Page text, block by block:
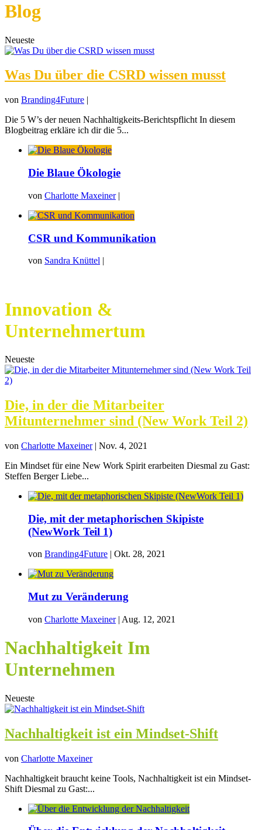
Blog
Neueste
Was Du über die CSRD wissen musst
von Branding4Future |
Die 5 W’s der neuen Nachhaltigkeits-Berichtspflicht In diesem
Blogbeitrag erkläre ich dir die 5...
Die Blaue Ökologie
von Charlotte Maxeiner|
CSR und Kommunikation
von Sandra Knüttel |
Innovation &
Unternehmertum
Neueste
Die, in der die Mitarbeiter
Mitunternehmer sind (New Work Teil 2)
von Charlotte Maxeiner| Nov. 4, 2021
Ein Mindset für eine New Work Spirit erarbeiten Diesmal zu Gast:
Steffen Berger Liebe...
Die, mit der metaphorischen Skipiste
(NewWork Teil 1)
von Branding4Future | Okt. 28, 2021
Mut zu Veränderung
von Charlotte Maxeiner| Aug. 12, 2021
Nachhaltigkeit Im
Unternehmen
Neueste
Nachhaltigkeit ist ein Mindset-Shift
von Charlotte Maxeiner
Nachhaltigkeit braucht keine Tools, Nachhaltigkeit ist ein Mindset-
Shift Diesmal zu Gast:...